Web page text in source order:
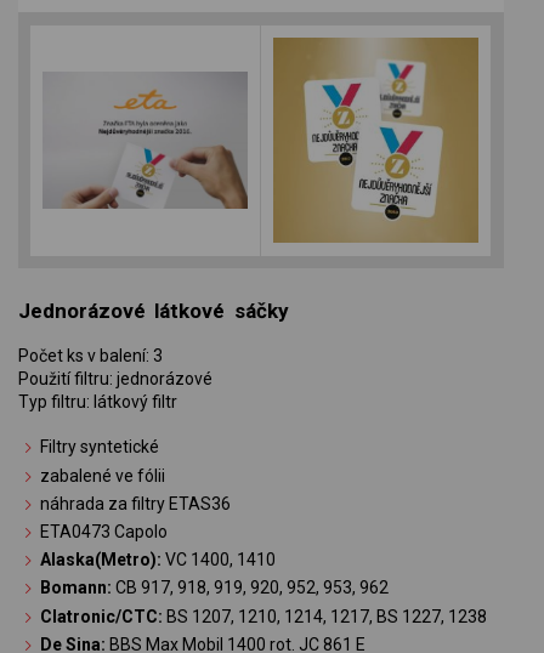
Jednorázové látkové sáčky
Počet ks v balení: 3
Použití filtru: jednorázové
Typ filtru: látkový filtr
Filtry syntetické
zabalené ve fólii
náhrada za filtry ETAS36
ETA0473 Capolo
Alaska(Metro): VC 1400, 1410
Bomann: CB 917, 918, 919, 920, 952, 953, 962
Clatronic/CTC: BS 1207, 1210, 1214, 1217, BS 1227, 1238
De Sina: BBS Max Mobil 1400 rot. JC 861 E